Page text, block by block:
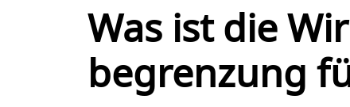
Was ist die
begrenzung